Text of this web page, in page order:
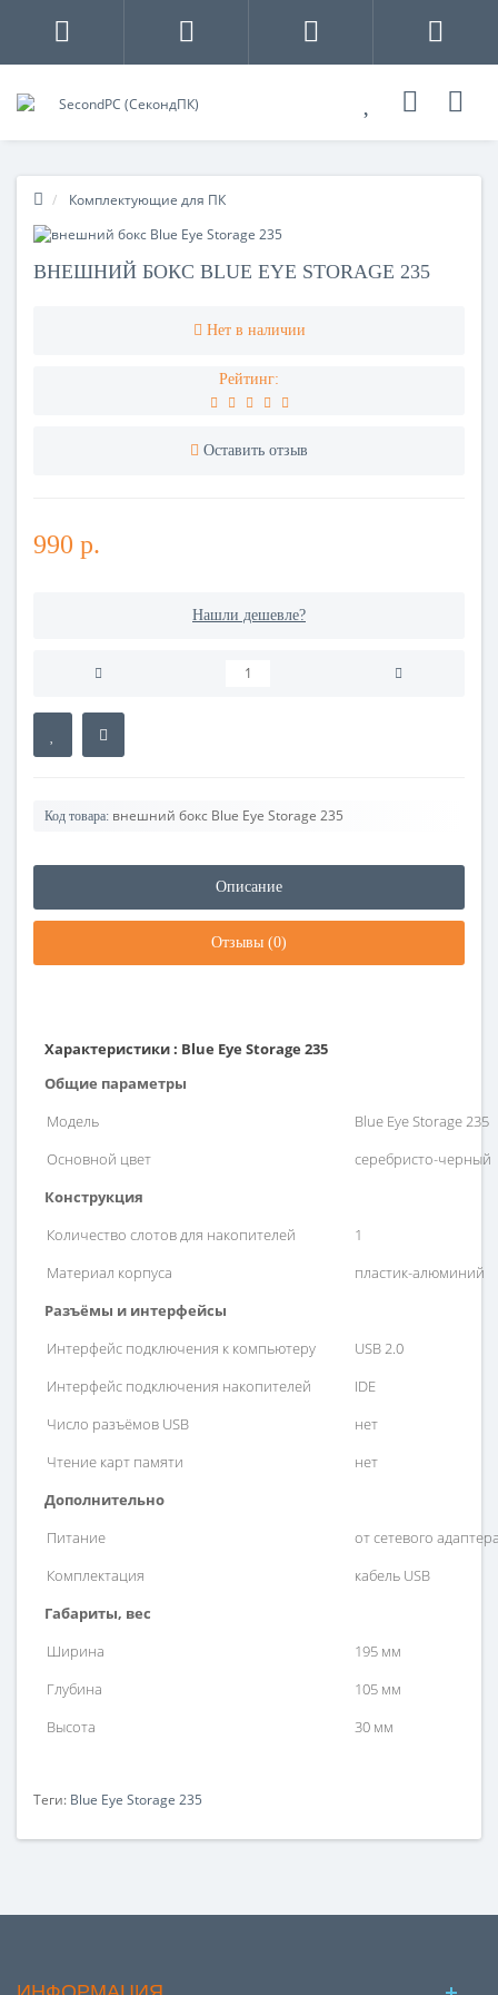
Комплектующие для ПК
ВНЕШНИЙ БОКС BLUE EYE STORAGE 235
Нет в наличии
Рейтинг:
Оставить отзыв
990 р.
Нашли дешевле?
Код товара: внешний бокс Blue Eye Storage 235
Описание
Отзывы (0)
Характеристики: Blue Eye Storage 235
Общие параметры
Модель
Blue Eye Storage 235
Основной цвет
серебристо-черный
Конструкция
Количество слотов для накопителей
1
Материал корпуса
пластик-алюминий
Разъёмы и интерфейсы
Интерфейс подключения к компьютеру
USB 2.0
Интерфейс подключения накопителей
IDE
Число разъёмов USB
нет
Чтение карт памяти
нет
Дополнительно
Питание
от сетевого
Комплектация
кабель USB
Габариты, вес
Ширина
195 мм
Глубина
105 мм
Высота
30 мм
Теги: Blue Eye Storage 235